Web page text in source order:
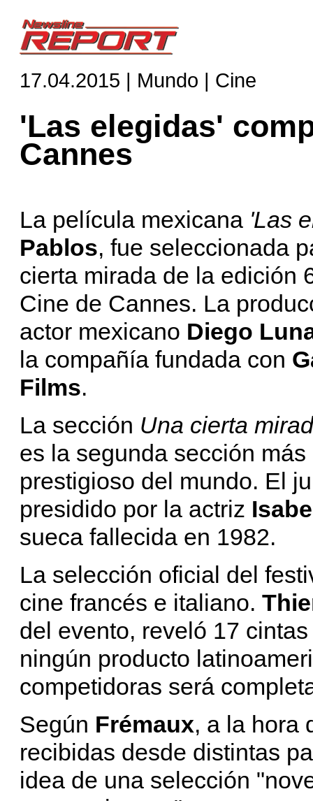
17.04.2015 | Mundo | Cine
'Las elegidas'
Cannes
La película mexicana 'Las
Pablos, fue seleccionada
cierta mirada de la edición
Cine de Cannes. La
actor mexicano Diego
la compañía fundada con
Films.
La sección Una cierta
es la segunda sección
prestigioso del mundo. El
presidido por la actriz
sueca fallecida en 1982.
La selección oficial del
cine francés e italiano.
del evento, reveló 17
ningún producto
competidoras será
Según Frémaux, a la hora
recibidas desde distintas
idea de una selección